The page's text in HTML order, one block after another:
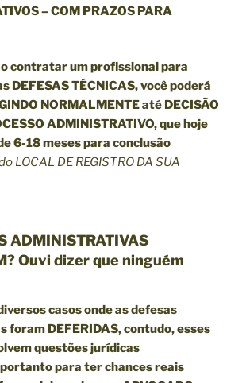
– COM PRAZOS PARA
contratar um profissional para
DEFESAS TÉCNICAS, você poderá
NORMALMENTE até DECISÃO
ADMINISTRATIVO, que hoje
6-18 meses para conclusão
LOCAL DE REGISTRO DA SUA
ADMINISTRATIVAS
Ouvi dizer que ninguém
casos onde as defesas
foram DEFERIDAS, contudo, esses
questões jurídicas
para ter chances reais